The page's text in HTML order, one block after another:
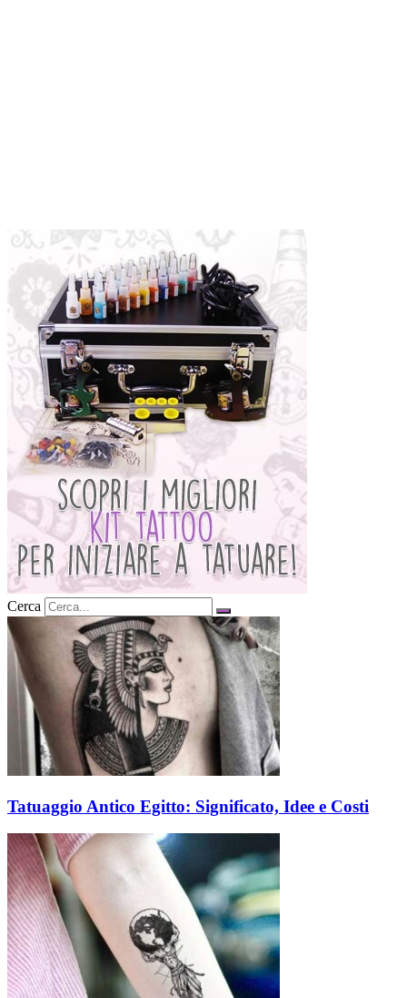
Cerca
Tatuaggio Antico Egitto: Significato, Idee e Costi